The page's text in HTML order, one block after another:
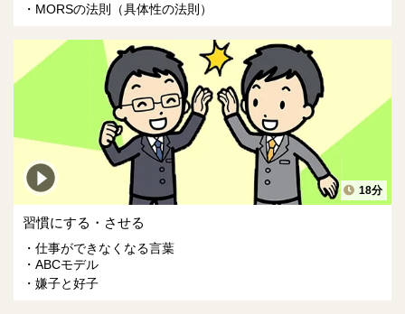
MORSの法則（具体性の法則）
18分
習慣にする・させる
仕事ができなくなる言葉
ABCモデル
嫌子と好子